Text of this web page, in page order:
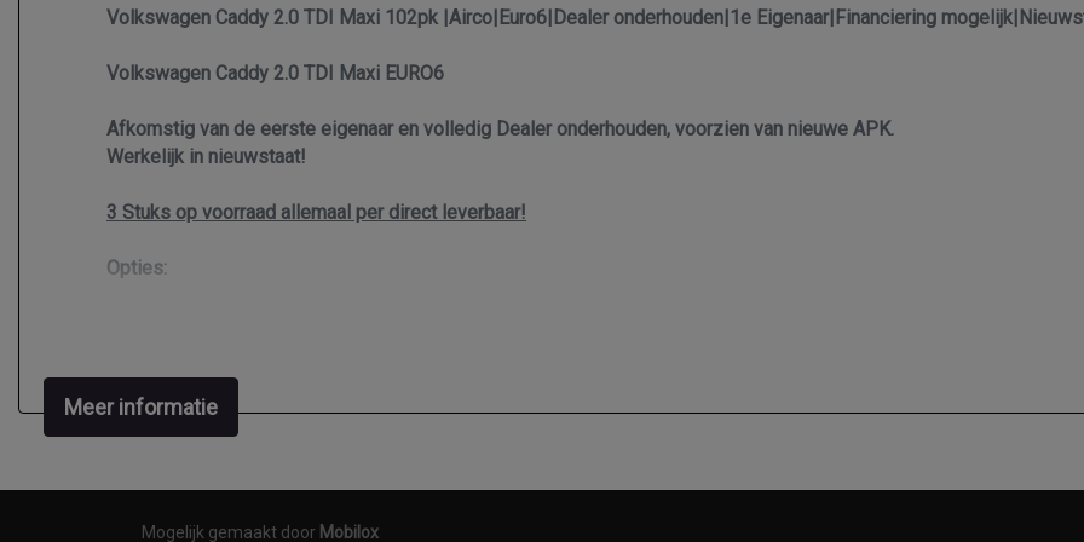
Volkswagen Caddy 2.0 TDI Maxi 102pk |Airco|Euro6|Dealer onderhouden|1e Eigenaar|Financiering
Volkswagen Caddy 2.0 TDI Maxi EURO6
Afkomstig van de eerste eigenaar en volledig Dealer onderhouden, voorzien van nieuwe APK.
Werkelijk in nieuwstaat!
3 Stuks op voorraad allemaal per direct leverbaar!
Opties:
- Cruise control
- Stoelverwarming
- Houten Laadvloer in laadruimte
Meer info en foto's ziet u op : www.kmautomotive.nl
Meer informatie
Mogelijk gemaakt door Mobilox